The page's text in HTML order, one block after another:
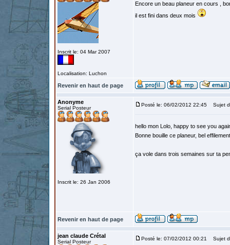
Inscrit le: 04 Mar 2007
Localisation: Luchon
Encore un beau planeur en cours ,
il est fini dans deux mois
Revenir en haut de page
Anonyme
Serial Posteur
Inscrit le: 26 Jan 2006
Posté le: 06/02/2012 22:45 Sujet
hello mon Lolo, happy to see you
Bonne bouille ce planeur, bel
ça vole dans trois semaines sur ta
Revenir en haut de page
jean claude Crétal
Serial Posteur
Posté le: 07/02/2012 00:21 Sujet